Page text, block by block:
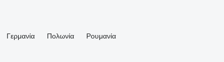
Γερμανία Πολωνία
Ρουμανία